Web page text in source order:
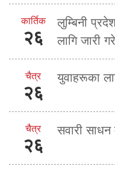
कार्तिक
२६
लुम्बिनी
लागि जारी
चैत्र
२६
युवाहरूका
चैत्र
२६
सवारी